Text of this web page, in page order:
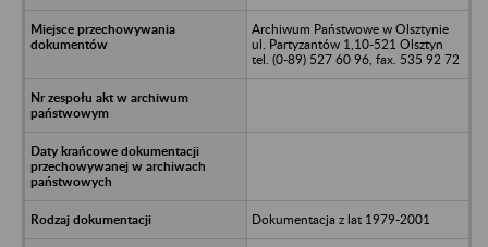
Archiwum Państwowe w Olsztynie
ul. Partyzantów 1,10-521 Olsztyn
tel. (0-89) 527 60 96, fax. 535 92 72
Dokumentacja z lat 1979-2001